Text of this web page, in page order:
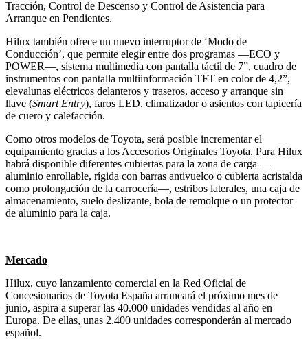
Tracción, Control de Descenso y Control de Asistencia para
Arranque en Pendientes.
Hilux también ofrece un nuevo interruptor de ‘Modo de
Conducción’, que permite elegir entre dos programas —ECO y
POWER—, sistema multimedia con pantalla táctil de 7”, cuadro de
instrumentos con pantalla multiinformación TFT en color de 4,2”,
elevalunas eléctricos delanteros y traseros, acceso y arranque sin
llave (Smart Entry), faros LED, climatizador o asientos con tapicería
de cuero y calefacción.
Como otros modelos de Toyota, será posible incrementar el
equipamiento gracias a los Accesorios Originales Toyota. Para Hilux
habrá disponible diferentes cubiertas para la zona de carga —
aluminio enrollable, rígida con barras antivuelco o cubierta acristalda
como prolongación de la carrocería—, estribos laterales, una caja de
almacenamiento, suelo deslizante, bola de remolque o un protector
de aluminio para la caja.
Mercado
Hilux, cuyo lanzamiento comercial en la Red Oficial de
Concesionarios de Toyota España arrancará el próximo mes de
junio, aspira a superar las 40.000 unidades vendidas al año en
Europa. De ellas, unas 2.400 unidades corresponderán al mercado
español.